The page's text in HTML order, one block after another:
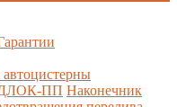
ДЛОК-ПП Наконечник